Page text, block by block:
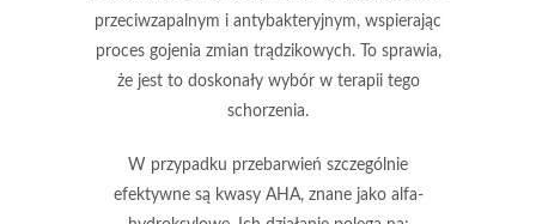
przeciwzapalnym i antybakteryjnym, wspierając
proces gojenia zmian trądzikowych. To sprawia,
że jest to doskonały wybór w terapii tego
schorzenia.
W przypadku przebarwień szczególnie
efektywne są kwasy AHA, znane jako alfa-